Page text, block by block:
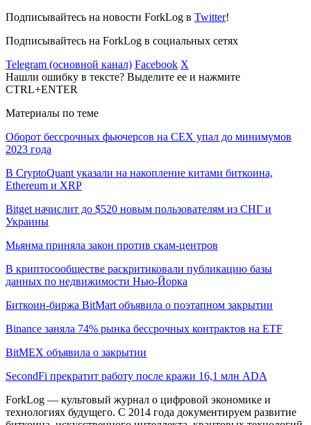
Подписывайтесь на новости ForkLog в Twitter!
Подписывайтесь на ForkLog в социальных сетях
Telegram (основной канал) Facebook X
Нашли ошибку в тексте? Выделите ее и нажмите
CTRL+ENTER
Материалы по теме
Оборот бессрочных фьючерсов на CEX упал до минимумов
2023 года
В CryptoQuant указали на накопление китами биткоина,
Ethereum и XRP
Bitget начислит до $520 новым пользователям из СНГ и
Украины
Мьянма приняла закон против скам-центров
В криптосообществе раскритиковали публикацию базы
данных по недвижимости Нью-Йорка
Биткоин-биржа BitMart объявила о поэтапном закрытии
Binance заняла 74% рынка бессрочных контрактов на ETF
BitMEX объявила о закрытии
SecondFi прекратит работу после кражи 16,1 млн ADA
ForkLog — культовый журнал о цифровой экономике и
технологиях будущего. С 2014 года документируем развитие